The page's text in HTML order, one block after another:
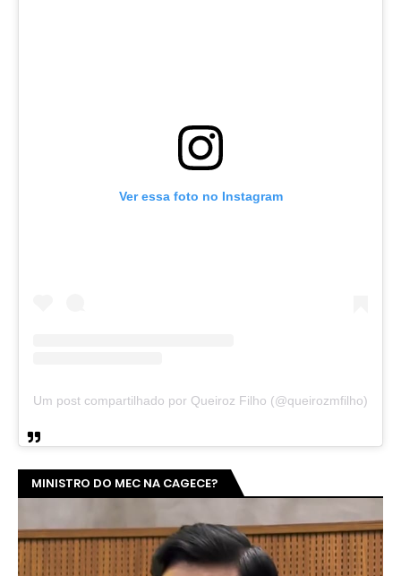
Ver essa foto no Instagram
Um post compartilhado por Queiroz Filho (@queirozmfilho)
MINISTRO DO MEC NA CAGECE?